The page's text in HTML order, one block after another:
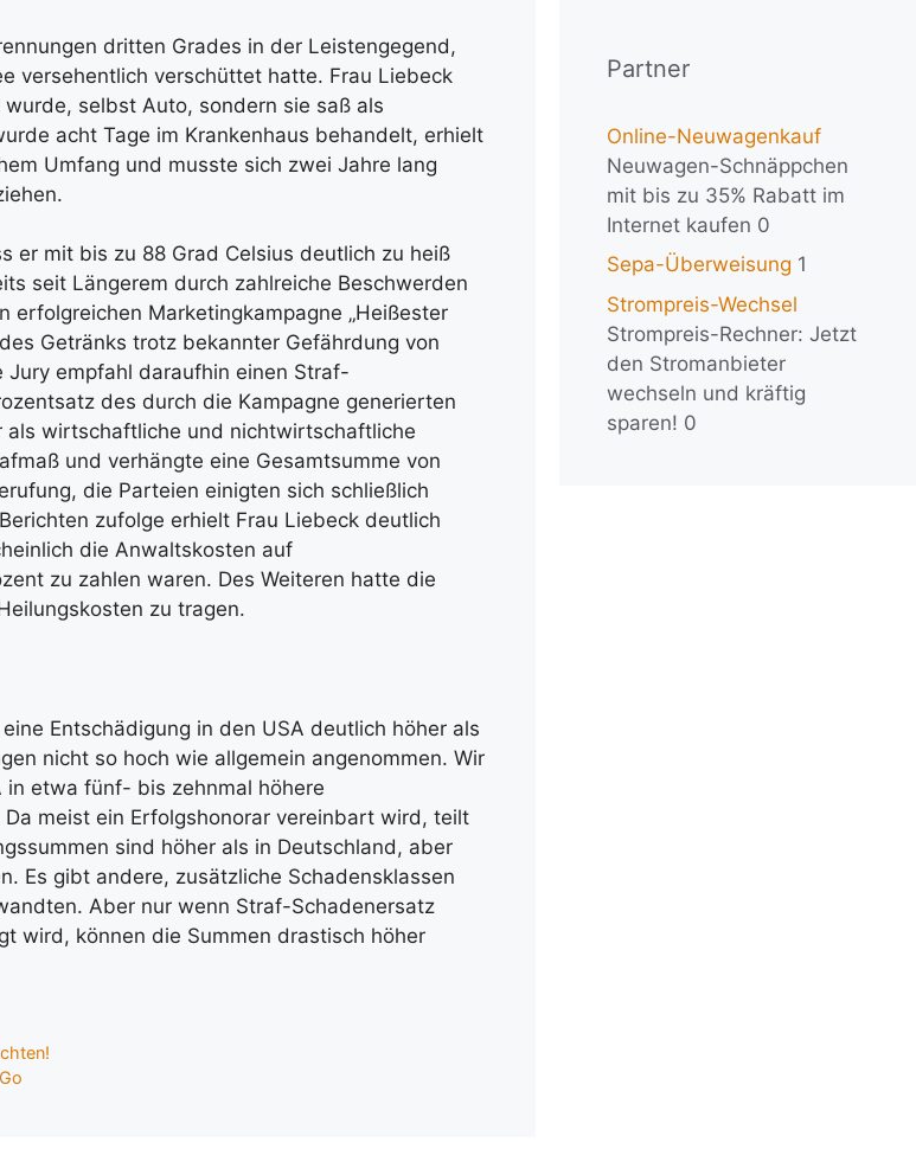
dritten Grades in der Leistengegend,
versehentlich verschüttet hatte. Frau Liebeck
selbst Auto, sondern sie saß als
acht Tage im Krankenhaus behandelt, erhielt
Umfang und musste sich zwei Jahre lang
er mit bis zu 88 Grad Celsius deutlich zu heiß
seit Längerem durch zahlreiche Beschwerden
Marketingkampagne „Heißester
Getränks trotz bekannter Gefährdung von
empfahl daraufhin einen Straf-
des durch die Kampagne generierten
als wirtschaftliche und nichtwirtschaftliche
und verhängte eine Gesamtsumme von
die Parteien einigten sich schließlich
zufolge erhielt Frau Liebeck deutlich
die Anwaltskosten auf
zu zahlen waren. Des Weiteren hatte die
zu tragen.
Entschädigung in den USA deutlich höher als
nicht so hoch wie allgemein angenommen. Wir
etwa fünf- bis zehnmal höhere
meist ein Erfolgshonorar vereinbart wird, teilt
sind höher als in Deutschland, aber
Es gibt andere, zusätzliche Schadensklassen
Aber nur wenn Straf-Schadenersatz
wird, können die Summen drastisch höher
Partner
Online-Neuwagenkauf
Neuwagen-Schnäppchen
mit bis zu 35% Rabatt im
Internet kaufen 0
Sepa-Überweisung 1
Strompreis-Wechsel
Strompreis-Rechner: Jetzt
den Stromanbieter
wechseln und kräftig
sparen! 0